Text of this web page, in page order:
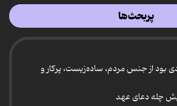
پربحث‌ها
بود از جنس مردم، ساده‌زیست، پرکار و
چله دعای عهد